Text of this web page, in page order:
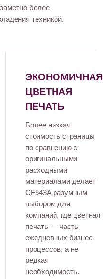
более
техникой.
ЭКОНОМИЧНАЯ
ЦВЕТНАЯ
ПЕЧАТЬ
Более низкая
стоимость страницы
по сравнению с
оригинальными
расходными
материалами делает
CF543A разумным
выбором для
компаний, где цветная
печать — часть
ежедневных бизнес-
процессов, а не
редкая
необходимость.